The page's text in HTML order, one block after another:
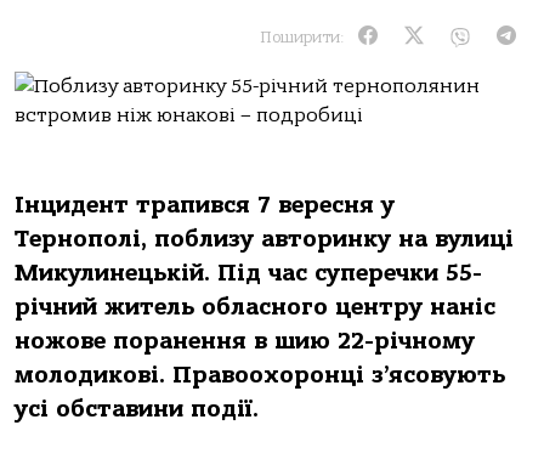
Поширити:
Інцидент трапився 7 вересня у
Тернополі, поблизу авторинку на вулиці
Микулинецькій. Під час суперечки 55-
річний житель обласного центру наніс
ножове поранення в шию 22-річному
молодикові. Правоохоронці з’ясовують
усі обставини події.